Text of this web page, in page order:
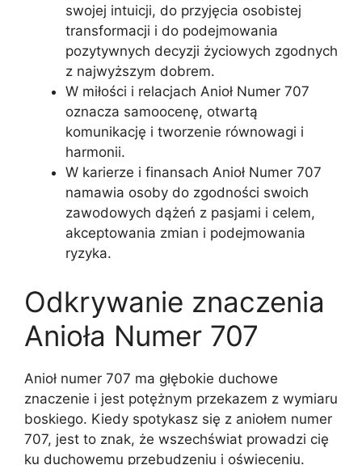
swojej intuicji, do przyjęcia osobistej
transformacji i do podejmowania
pozytywnych decyzji życiowych zgodnych
z najwyższym dobrem.
W miłości i relacjach Anioł Numer 707
oznacza samoocenę, otwartą
komunikację i tworzenie równowagi i
harmonii.
W karierze i finansach Anioł Numer 707
namawia osoby do zgodności swoich
zawodowych dążeń z pasjami i celem,
akceptowania zmian i podejmowania
ryzyka.
Odkrywanie znaczenia
Anioła Numer 707
Anioł numer 707 ma głębokie duchowe
znaczenie i jest potężnym przekazem z wymiaru
boskiego. Kiedy spotykasz się z aniołem numer
707, jest to znak, że wszechświat prowadzi cię
ku duchowemu przebudzeniu i oświeceniu.